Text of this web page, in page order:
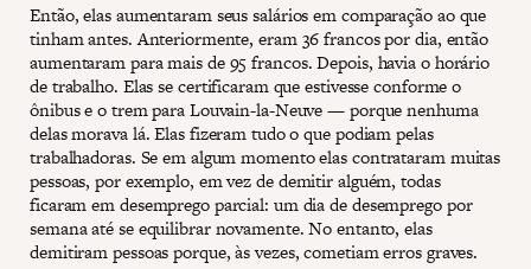
Então, elas aumentaram seus salários em comparação ao que
tinham antes. Anteriormente, eram 36 francos por dia, então
aumentaram para mais de 95 francos. Depois, havia o horário
de trabalho. Elas se certificaram que estivesse conforme o
ônibus e o trem para Louvain-la-Neuve — porque nenhuma
delas morava lá. Elas fizeram tudo o que podiam pelas
trabalhadoras. Se em algum momento elas contrataram muitas
pessoas, por exemplo, em vez de demitir alguém, todas
ficaram em desemprego parcial: um dia de desemprego por
semana até se equilibrar novamente. No entanto, elas
demitiram pessoas porque, às vezes, cometiam erros graves.